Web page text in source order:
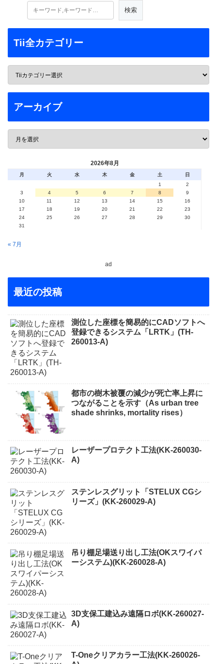
Tii全カテゴリー
アーカイブ
2026年8月
月 火 水 木 金 土
日
1
2
3
4 5 6 7 8
9
10
11 12 13 14 15
16
17
18 19 20 21 22
23
24
25 26 27 28 29
30
31
« 7月
ad
最近の投稿
測位した座標を簡易的にCADソフトへ
登録できるシステム「LRTK」(TH-
260013-A)
都市の樹木被覆の減少が死亡率上昇に
つながることを示す（As urban tree
shade shrinks, mortality rises）
レーザープロテクト⼯法(KK-260030-
A)
ステンレスグリット「STELUX CGシ
リーズ」(KK-260029-A)
吊り棚足場送り出し工法(OKスワイパ
ーシステム)(KK-260028-A)
3D支保工建込み遠隔ロボ(KK-260027-
A)
T-Oneクリアカラー工法(KK-260026-